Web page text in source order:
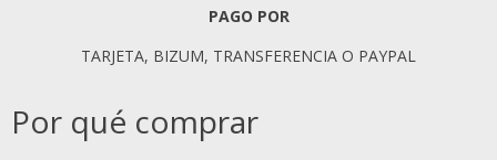
PAGO POR
TARJETA, BIZUM, TRANSFERENCIA O PAYPAL
Por qué comprar